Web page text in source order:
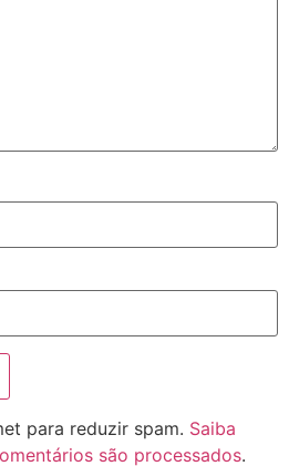
para reduzir spam. Saiba
são processados.